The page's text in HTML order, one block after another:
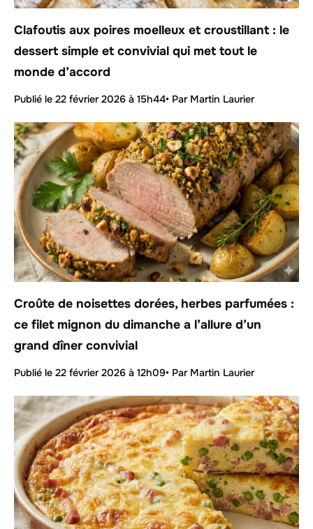
Clafoutis aux poires moelleux et croustillant : le
dessert simple et convivial qui met tout le
monde d’accord
Publié le 22 février 2026 à 15h44• Par Martin Laurier
Croûte de noisettes dorées, herbes parfumées :
ce filet mignon du dimanche a l’allure d’un
grand dîner convivial
Publié le 22 février 2026 à 12h09• Par Martin Laurier